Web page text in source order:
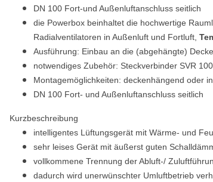
DN 100 Fort-und Außenluftanschluss seitlich
die Powerbox beinhaltet die hochwertige
Radialventilatoren in Außenluft und Fortluft,
Ausführung: Einbau an die (abgehängte)
notwendiges Zubehör: Steckverbinder SVR 100
Montagemöglichkeiten: deckenhängend oder
DN 100 Fort- und Außenluftanschluss seitlich
Kurzbeschreibung
intelligentes Lüftungsgerät mit Wärme- und
sehr leises Gerät mit äußerst guten
vollkommene Trennung der Abluft-/
dadurch wird unerwünschter Umluftbetrieb